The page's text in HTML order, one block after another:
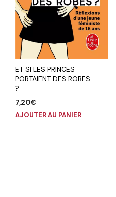
ET SI LES PRINCES
PORTAIENT DES ROBES
?
7,20€
AJOUTER AU PANIER